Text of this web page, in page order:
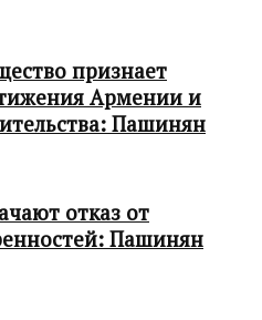
признает
Армении и
Пашинян
отказ от
Пашинян